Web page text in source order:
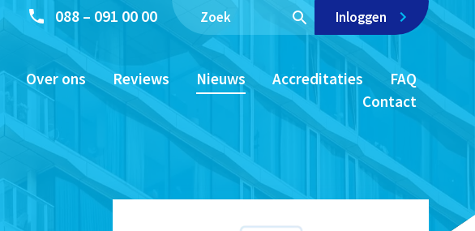
088 – 091 00 00 Inloggen
Over ons Reviews Nieuws Accreditaties
FAQ
Contact